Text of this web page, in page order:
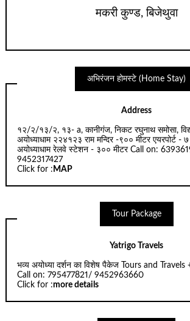
मकरी कुण्ड, बिजेथुवा
अभिरंजन होमस्टे (Home Stay)
Address
१२/२/१३/२, १३- a, कानीगंज, निकट रघुनाथ समोसा,
अयोध्याधाम २२४१२३ राम मन्दिर -९०० मीटर एयरपोर्ट - ७
अयोध्याधाम रेलवे स्टेशन - ३०० मीटर Call on:
9452317427
Click for : MAP
Tour Package
Yatrigo Travels
भव्य अयोध्या दर्शन का विशेष पैकेज Tours and
Call on: 795477821/ 9452963660
Click for :more details